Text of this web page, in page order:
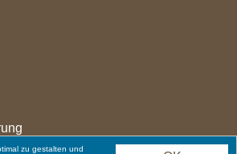
zu gestalten und